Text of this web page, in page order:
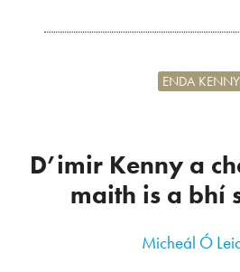
D’imir Kenny a
maith is a bhí
ENDA KENNY
Micheál Ó